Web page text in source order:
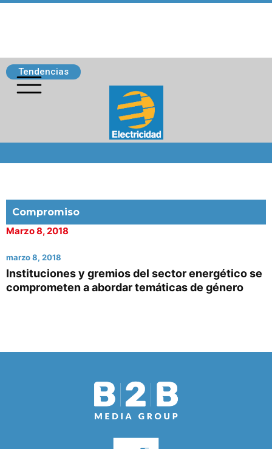
Tendencias
Compromiso
Marzo 8, 2018
marzo 8, 2018
Instituciones y gremios del sector energético se
comprometen a abordar temáticas de género